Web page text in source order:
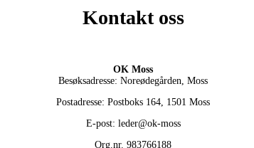
Kontakt oss
OK Moss
Besøksadresse: Noreødegården, Moss
Postadresse: Postboks 164, 1501 Moss
E-post: leder@ok-moss
Org.nr. 983766188